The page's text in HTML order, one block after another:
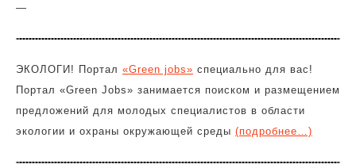
—
ЭКОЛОГИ! Портал «Green jobs» специально для вас!
Портал «Green Jobs» занимается поиском и размещением
предложений для молодых специалистов в области
экологии и охраны окружающей среды (подробнее…)